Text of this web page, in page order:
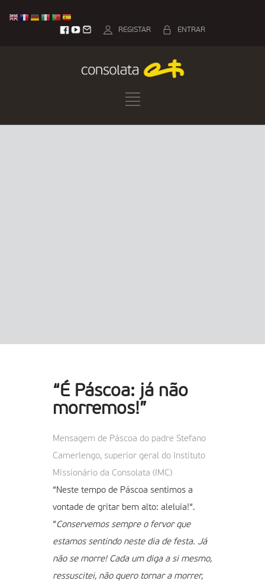
ENTRAR
REGISTAR
“É Páscoa: já não
morremos!”
Mensagem de Páscoa do padre Stefano
Camerlengo, superior geral do Instituto
Missionário da Consolata (IMC)
“Neste tempo de Páscoa sentimos a
vontade de gritar bem alto: aleluia!“.
“Conservemos sempre o fervor que
estamos sentindo neste dia de festa. Já
não se morre! Cada um diga a si mesmo,
ressuscitei, não quero tornar a morrer,